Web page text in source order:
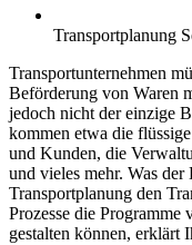
Transportplanung
Transportunternehmen
Beförderung von Waren
jedoch nicht der einzige
kommen etwa die
und Kunden, die
und vieles mehr. Was
Transportplanung den
Prozesse die Programme
gestalten können, erklärt